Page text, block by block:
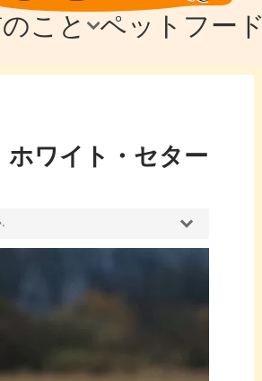
こと ペットフード
ワイト・セター